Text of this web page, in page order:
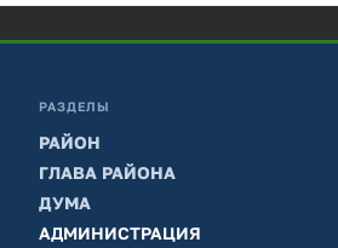
РАЗДЕЛЫ
РАЙОН
ГЛАВА РАЙОНА
ДУМА
АДМИНИСТРАЦИЯ